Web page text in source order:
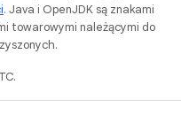
. Java i OpenJDK są znakami
towarowymi należącymi do